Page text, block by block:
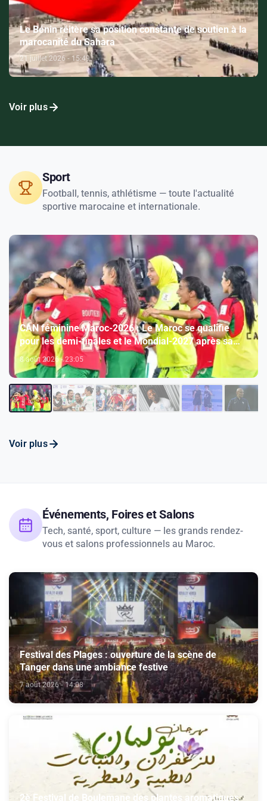
Le Bénin réitère sa position constante de soutien à la
marocanité du Sahara
21 juillet 2026 - 15:49
Voir plus
Sport
Football, tennis, athlétisme — toute l'actualité
sportive marocaine et internationale.
CAN féminine Maroc-2026 : Le Maroc se qualifie
pour les demi-finales et le Mondial-2027 après sa
victoire face à l’Afrique du Sud (2-1)
8 août 2026 - 23:05
Voir plus
Événements, Foires et Salons
Tech, santé, sport, culture — les grands rendez-
vous et salons professionnels au Maroc.
Festival des Plages : ouverture de la scène de
Tanger dans une ambiance festive
7 août 2026 - 14:08
2è Festival de Boulemane des plantes aromatiques